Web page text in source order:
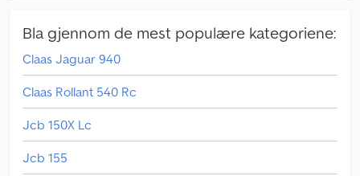
Bla gjennom de mest populære kategoriene:
Claas Jaguar 940
Claas Rollant 540 Rc
Jcb 150X Lc
Jcb 155